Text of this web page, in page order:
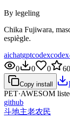
By legeling
Chika Fujiwara,
espiègle.
aichatgptcodex
0
0 0
Copy install
PET·AWESOM
github
斗地主老农民